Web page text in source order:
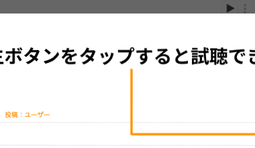
カミライ
保証されませんので、あらかじめご了承ください。
歌詞サイト「